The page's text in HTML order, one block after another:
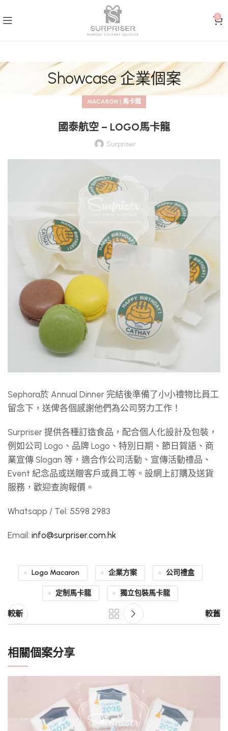
0
Showcase 企業個案
MACARON | 馬卡龍
國泰航空 – LOGO馬卡龍
Surpriser
Sephora於 Annual Dinner 完結後準備了小小禮物比員工
留念下，送俾各個感謝他們為公司努力工作！
Surpriser 提供各種訂造食品，配合個人化設計及包裝，
例如公司 Logo、品牌 Logo、特別日期、節日賀語、商
業宣傳 Slogan 等，適合作公司活動、宣傳活動禮品、
Event 紀念品或送贈客戶或員工等。設網上訂購及送貨
服務，歡迎查詢報價。
Whatsapp / Tel: 5598 2983
Email: info@surpriser.com.hk
Logo Macaron 企業方案 公司禮盒
定制馬卡龍 獨立包裝馬卡龍
較新 較舊
相關個案分享